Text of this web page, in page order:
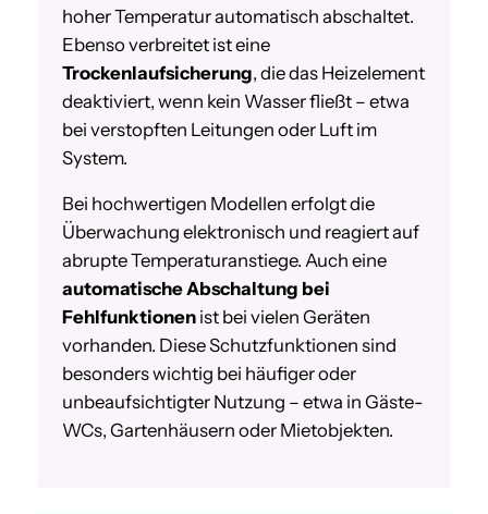
hoher Temperatur automatisch abschaltet.
Ebenso verbreitet ist eine
Trockenlaufsicherung, die das Heizelement
deaktiviert, wenn kein Wasser fließt – etwa
bei verstopften Leitungen oder Luft im
System.
Bei hochwertigen Modellen erfolgt die
Überwachung elektronisch und reagiert auf
abrupte Temperaturanstiege. Auch eine
automatische Abschaltung bei
Fehlfunktionen ist bei vielen Geräten
vorhanden. Diese Schutzfunktionen sind
besonders wichtig bei häufiger oder
unbeaufsichtigter Nutzung – etwa in Gäste-
WCs, Gartenhäusern oder Mietobjekten.